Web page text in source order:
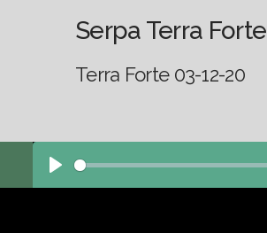
Serpa Terra Forte
Terra Forte 03-12-20
Play